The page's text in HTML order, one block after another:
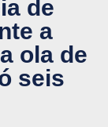
de
a
ola de
seis